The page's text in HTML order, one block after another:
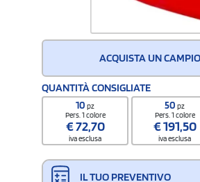
ACQUISTA UN
QUANTITÀ CONSIGLIATE
10pz
Pers. 1 colore
€72,70
iva esclusa
50pz
Pers. 1 colore
€191,50
iva esclusa
IL TUO PREVENTIVO